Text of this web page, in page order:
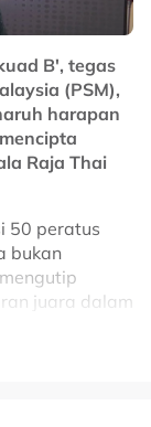
B', tegas
(PSM),
harapan
Raja Thai
50 peratus
bukan
juara dalam
edisi ke-